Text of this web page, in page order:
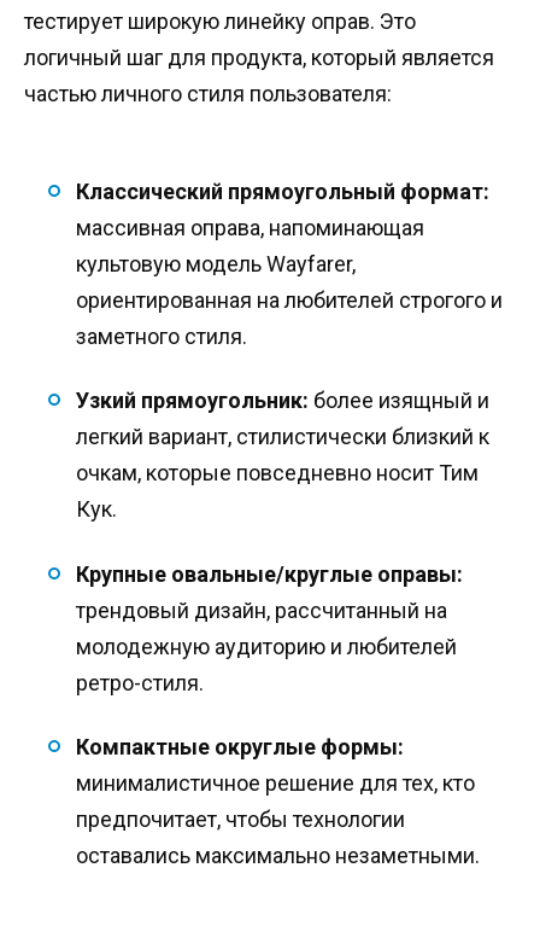
тестирует широкую линейку оправ. Это
логичный шаг для продукта, который является
частью личного стиля пользователя:
Классический прямоугольный формат:
массивная оправа, напоминающая
культовую модель Wayfarer,
ориентированная на любителей строгого и
заметного стиля.
Узкий прямоугольник: более изящный и
легкий вариант, стилистически близкий к
очкам, которые повседневно носит Тим
Кук.
Крупные овальные/круглые оправы:
трендовый дизайн, рассчитанный на
молодежную аудиторию и любителей
ретро-стиля.
Компактные округлые формы:
минималистичное решение для тех, кто
предпочитает, чтобы технологии
оставались максимально незаметными.